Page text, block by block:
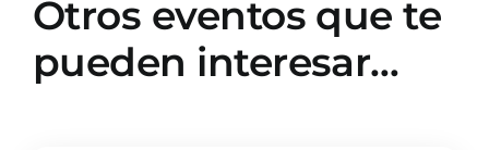
Otros eventos que te
pueden interesar…